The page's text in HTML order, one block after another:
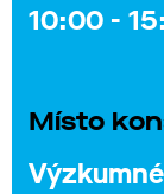
10:00 -
Místo